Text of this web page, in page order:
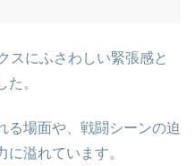
スにふさわしい緊張感と
。
る場面や、戦闘シーンの迫
溢れています。